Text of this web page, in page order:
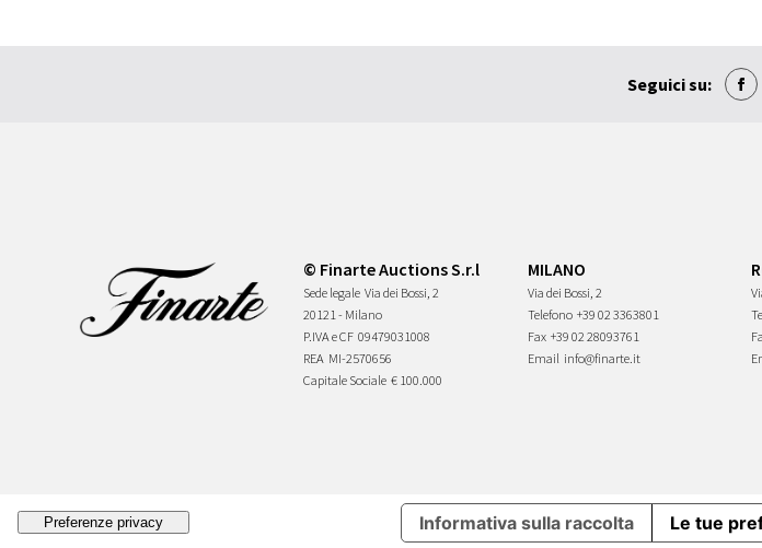
Seguici su:
© Finarte Auctions S.r.l
Sede legale Via dei Bossi, 2
20121 - Milano
P.IVA e CF 09479031008
REA MI-2570656
Capitale Sociale € 100.000
MILANO
Via dei Bossi, 2
Telefono +39 02 3363801
Fax +39 02 28093761
Email info@finarte.it
Informativa sulla raccolta Le tue